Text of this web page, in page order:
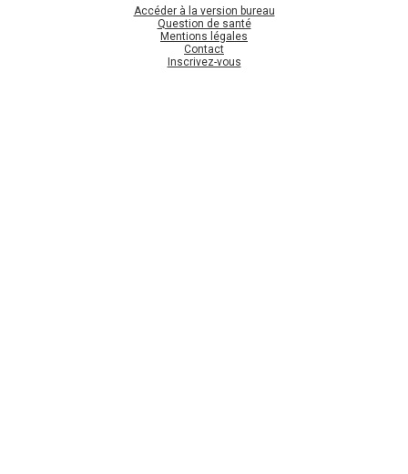
Accéder à la version bureau
Question de santé
Mentions légales
Contact
Inscrivez-vous